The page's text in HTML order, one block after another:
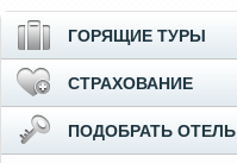
ГОРЯЩИЕ ТУРЫ
СТРАХОВАНИЕ
ПОДОБРАТЬ ОТЕЛЬ